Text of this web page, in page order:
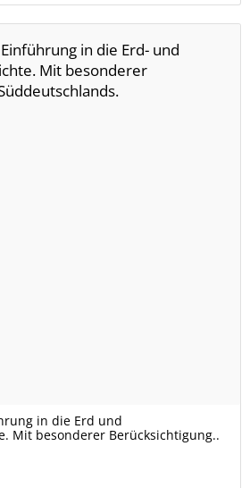
in die Erd und
Mit besonderer Berücksichtigung..